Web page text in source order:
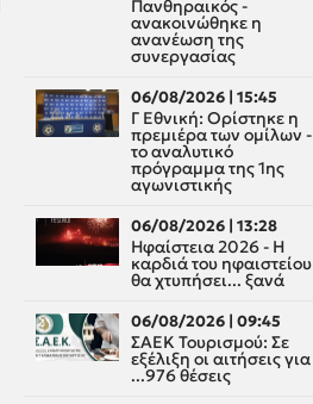
Πανθηραικός -
ανακοινώθηκε η
ανανέωση της
συνεργασίας
06/08/2026 | 15:45
Γ Εθνική: Ορίστηκε η
πρεμιέρα των ομίλων -
το αναλυτικό
πρόγραμμα της 1ης
αγωνιστικής
06/08/2026 | 13:28
Ηφαίστεια 2026 - Η
καρδιά του ηφαιστείου
θα χτυπήσει... ξανά
06/08/2026 | 09:45
ΣΑΕΚ Τουρισμού: Σε
εξέλιξη οι αιτήσεις για
...976 θέσεις